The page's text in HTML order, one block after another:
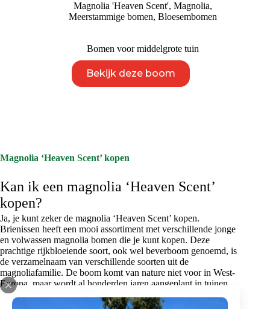
tot
€ 795
Magnolia 'Heaven Scent',Magnolia,
Meerstammige bomen,Bloesembomen
Bomen voor middelgrote tuin
Bekijk deze boom
product
heeft
de
Magnolia ‘Heaven Scent’ kopen
Kan ik een magnolia ‘Heaven Scent’
kopen?
Ja, je kunt zeker de magnolia ‘Heaven Scent’ kopen.
Brienissen heeft een mooi assortiment met verschillende jonge
en volwassen magnolia bomen die je kunt kopen. Deze
prachtige rijkbloeiende soort, ook wel beverboom genoemd, is
de verzamelnaam van verschillende soorten uit de
magnoliafamilie. De boom komt van nature niet voor in West-
Europa, maar wordt al honderden jaren aangeplant in tuinen
en parken. In april openen de tulpvormige bloemen van de
magnolia ‘Heaven Scent’, die roze of lila-roze zijn. Ze